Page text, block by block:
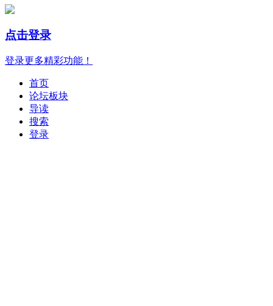
点击登录
登录更多精彩功能！
首页
论坛板块
导读
搜索
登录